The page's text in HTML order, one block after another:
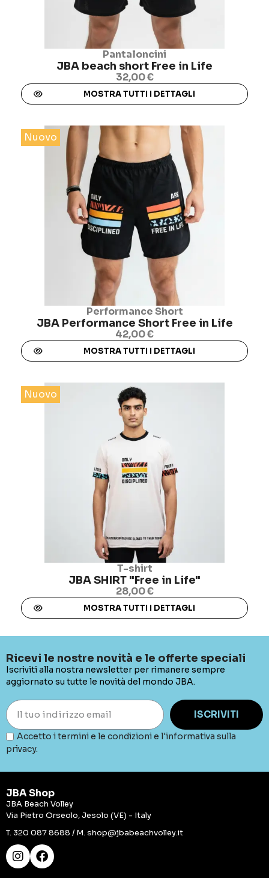
Pantaloncini
JBA beach short Free in Life
32,00 €
MOSTRA TUTTI I DETTAGLI
Nuovo
Performance Short
JBA Performance Short Free in Life
42,00 €
MOSTRA TUTTI I DETTAGLI
Nuovo
T-shirt
JBA SHIRT "Free in Life"
28,00 €
MOSTRA TUTTI I DETTAGLI
Ricevi le nostre novità e le offerte speciali
Iscriviti alla nostra newsletter per rimanere sempre
aggiornato su tutte le novità del mondo JBA.
ISCRIVITI
Accetto i termini e le condizioni e l'informativa sulla
privacy.
JBA Shop
JBA Beach Volley
Via Pietro Orseolo, Jesolo (VE) - Italy
T. 320 087 8688 / M. shop@jbabeachvolley.it